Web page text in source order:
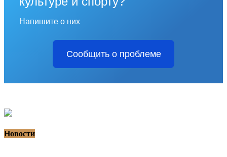
Напишите о них
Сообщить о проблеме
Новости